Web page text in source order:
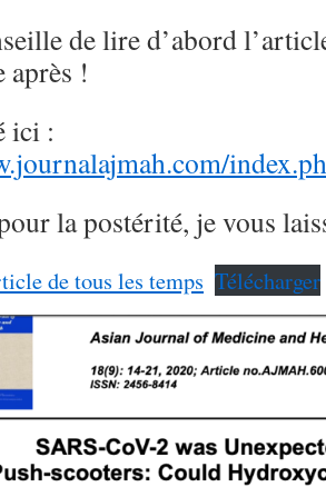
de lire d’abord
!
ici :
la postérité, je vous
de tous les temps Télécharger